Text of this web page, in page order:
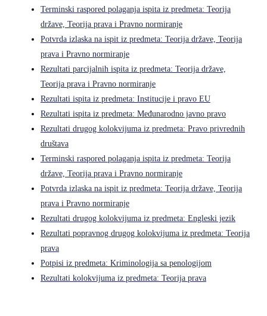
Terminski raspored polaganja ispita iz predmeta: Teorija
države, Teorija prava i Pravno normiranje
Potvrda izlaska na ispit iz predmeta: Teorija države, Teorija
prava i Pravno normiranje
Rezultati parcijalnih ispita iz predmeta: Teorija države,
Teorija prava i Pravno normiranje
Rezultati ispita iz predmeta: Institucije i pravo EU
Rezultati ispita iz predmeta: Međunarodno javno pravo
Rezultati drugog kolokvijuma iz predmeta: Pravo privrednih
društava
Terminski raspored polaganja ispita iz predmeta: Teorija
države, Teorija prava i Pravno normiranje
Potvrda izlaska na ispit iz predmeta: Teorija države, Teorija
prava i Pravno normiranje
Rezultati drugog kolokvijuma iz predmeta: Engleski jezik
Rezultati popravnog drugog kolokvijuma iz predmeta: Teorija
prava
Potpisi iz predmeta: Kriminologija sa penologijom
Rezultati kolokvijuma iz predmeta: Teorija prava